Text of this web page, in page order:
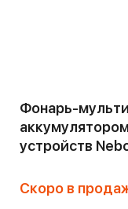
Фонарь-
устройств
Скоро в